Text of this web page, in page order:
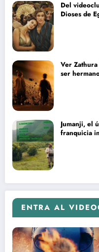
Del
Dioses de
Ver
ser
Jumanji, el
franquicia
ENTRA AL